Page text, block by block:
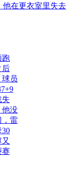
他在更衣室里失去
跑
后
球员
失
他没
，雷
赛